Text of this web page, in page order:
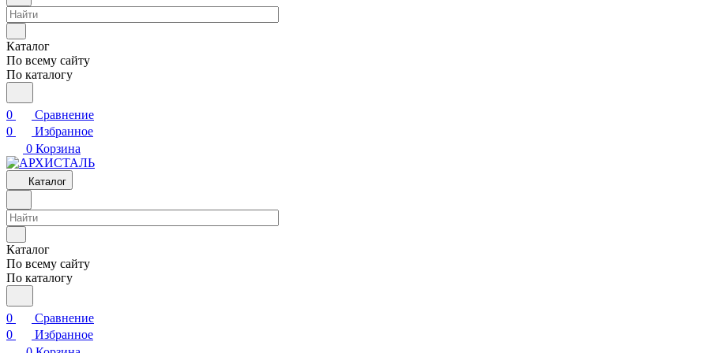
Каталог
По всему сайту
По каталогу
0
Сравнение
0
Избранное
0 Корзина
Каталог
Каталог
По всему сайту
По каталогу
0
Сравнение
0
Избранное